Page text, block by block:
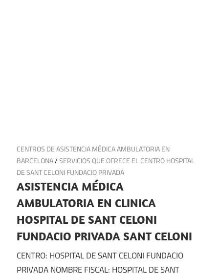
7 de noviembre de 2024
CENTROS DE ASISTENCIA MÉDICA AMBULATORIA EN
BARCELONA/SERVICIOS QUE OFRECE EL CENTRO HOSPITAL
DE SANT CELONI FUNDACIO PRIVADA
ASISTENCIA MÉDICA
AMBULATORIA EN CLINICA
HOSPITAL DE SANT CELONI
FUNDACIO PRIVADA SANT CELONI
CENTRO: HOSPITAL DE SANT CELONI FUNDACIO
PRIVADA NOMBRE FISCAL: HOSPITAL DE SANT